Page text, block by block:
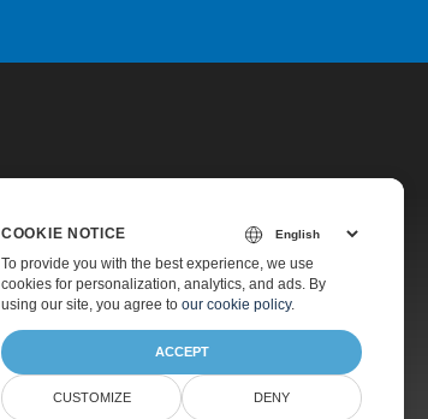
Τιμολόγηση
Πληρωμένη Υποστήριξη
Σχετικά
COOKIE NOTICE
To provide you with the best experience, we use
cookies for personalization, analytics, and ads. By
using our site, you agree to our cookie policy.
ACCEPT
CUSTOMIZE DENY